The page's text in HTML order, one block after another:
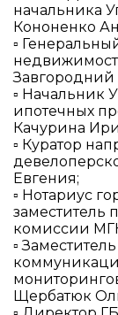
начальника
Кононенко
▫
Завгородний
▫ Начальник
ипотечных
Качурина
▫ Куратор
Евгения;
▫ Нотариус
заместитель
комиссии
▫
Щербатюк